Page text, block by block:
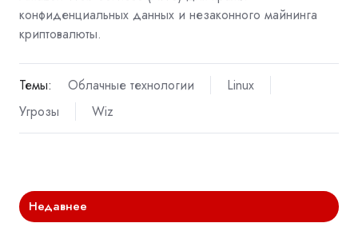
конфиденциальных данных и незаконного майнинга
криптовалюты.
Темы: Облачные технологии
Linux
Угрозы
Wiz
Недавнее